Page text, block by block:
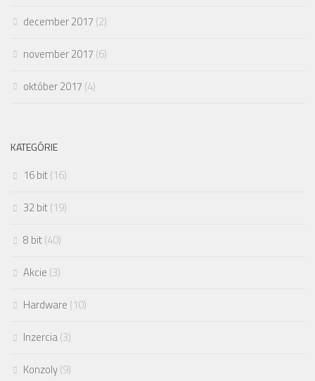
december 2017 (2)
november 2017 (6)
október 2017 (4)
KATEGÓRIE
16 bit(16)
32 bit(19)
8 bit(40)
Akcie (3)
Hardware (10)
Inzercia(3)
Konzoly(9)